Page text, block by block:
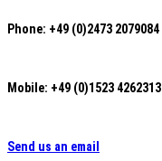
Phone: +49 (0)2473 2079084
Mobile: +49 (0)1523 4262313
Send us an email